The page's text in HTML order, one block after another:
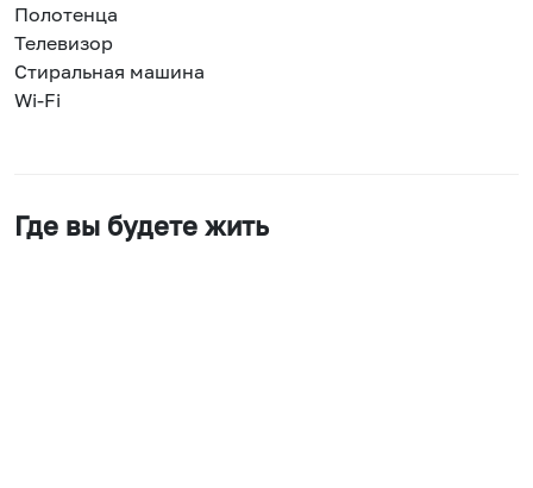
Полотенца
Телевизор
Стиральная машина
Wi-Fi
Где вы будете жить